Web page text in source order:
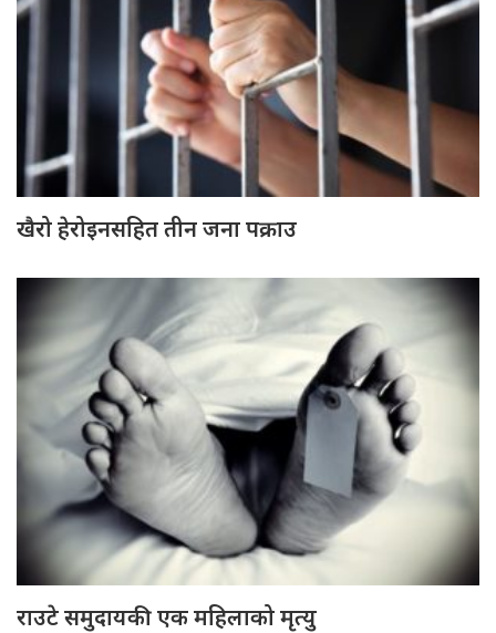
खैरो हेरोइनसहित तीन जना पक्राउ
राउटे समुदायकी एक महिलाको मृत्यु